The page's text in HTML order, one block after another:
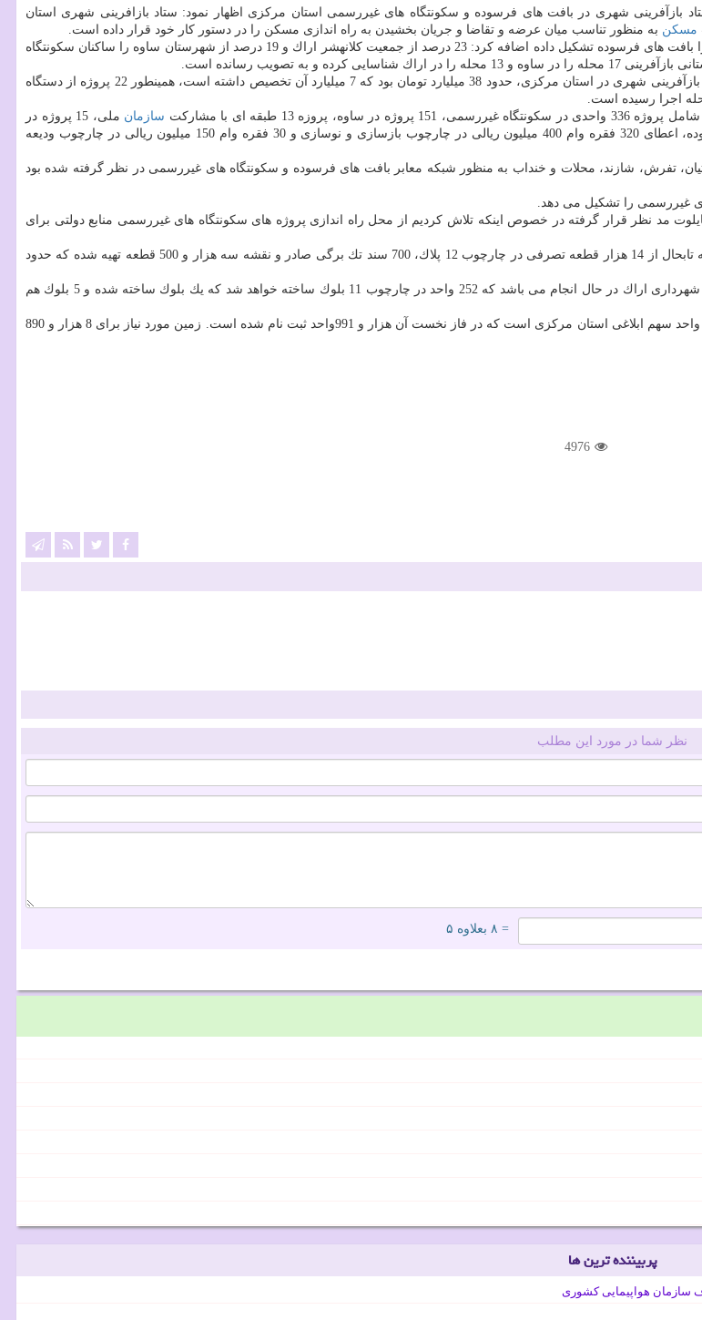
بازآفرینی شهری در بافت های فرسوده و سكونتگاه های غیررسمی استان مركزی اظهار نمود: ستاد بازافرینی شهری استان
مسكن به منظور تناسب میان عرضه و تقاضا و جریان بخشیدن به راه اندازی مسكن را در دستور كار خود قرار داده است.
وی با اشاره به اینكه هزار و 218 هكتار معادل 8.5 درصد از وسعت كل محدوده شهرهای استان را بافت های فرسوده تشكیل داده اضافه كرد: 23 درصد از جمعیت كلانهشر اراك و 19 درصد از شهرستان ساوه را ساكنان سكونتگاه
و به تصویب رسانده است.
مدیركل راه و شهرسازی استان مركزی خاطرنشان كرد: اعتبار ابلاغی سال قبل برای طرح های بازآفرینی شهری در استان مركزی، حدود 38 میلیارد تومان بود كه 7 میلیارد آن تخصیص داشته است، همینطور 22 پروژه از دستگاه
اجرا رسیده است.
سازمان
ملی، 15 پروژه در
زمینه های زیربنایی و روبنایی، 4 پروژه مطالعاتی در جهت پشتیبانی از ساكنین بافت های فرسوده، اعطای 320 فقره وام 400 میلیون ریالی در چارچوب بازسازی و نوسازی و 30 فقره وام 150 میلیون ریالی در چارچوب ودیعه
تفرش، شازند، محلات و خنداب به منظور شبكه معابر بافت های فرسوده و سكونتگاه های غیررسمی در نظر گرفته شده بود
غیررسمی را تشكیل می دهد.
مد نظر قرار گرفته در خصوص اینكه تلاش كردیم از محل راه اندازی پروژه های سكونتگاه های غیررسمی منابع دولتی برای
وی تصریح كرد: در شهرك علی ابن ابی طالب(ع) اراك مبادرت به سنددار كردن خانه ها شده كه تابحال از 14 هزار قطعه تصرفی در چارچوب 12 پلاك، 700 سند تك برگی صادر و نقشه سه هزار و 500 قطعه تهیه شده كه حدود
مدیركل راه و شهرسازی استان مركزی افزود: پروژه 2.7 هكتاری در بافت های فرسوده توسط شهرداری اراك در حال انجام می باشد كه 252 واحد در چارچوب 11 بلوك ساخته خواهد شد كه یك بلوك ساخته شده و 5 بلوك هم
مرزبان در مورد طرح اقدام ملی مسكن افزود: در جهت طرح ملی اقدام مسكن 20 هزار و 890 واحد سهم ابلاغی استان مركزی است كه در فاز نخست آن هزار و 991واحد ثبت نام شده است. زمین مورد نیاز برای 8 هزار و 890
4976
نظر شما در مورد این مطلب
= ۸ بعلاوه ۵
پربیننده ترین ها
سازمان هواپیمایی کشوری